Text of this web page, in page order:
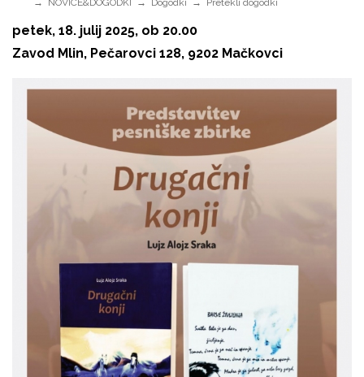
NOVICE&DOGODKI Dogodki Pretekli dogodki
petek, 18. julij 2025, ob 20.00
Zavod Mlin, Pečarovci 128, 9202 Mačkovci